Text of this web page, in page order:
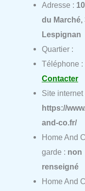
Adresse :
du Marché,
Lespignan
Quartier :
Téléphone :
Contacter
Site internet
https://
and-co.fr/
Home And
garde : non
renseigné
Home And